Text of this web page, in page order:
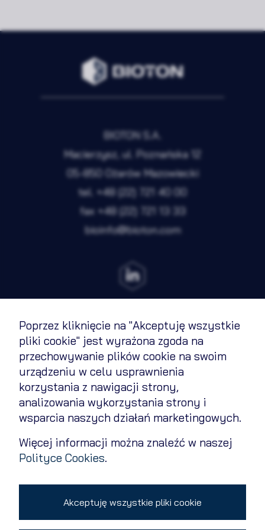
Poprzez kliknięcie na "Akceptuję wszystkie
pliki cookie" jest wyrażona zgoda na
przechowywanie plików cookie na swoim
urządzeniu w celu usprawnienia
korzystania z nawigacji strony,
analizowania wykorzystania strony i
wsparcia naszych działań marketingowych.
Więcej informacji można znaleźć w naszej
Polityce Cookies.
Akceptuję wszystkie pliki cookie
BIOTON S.A.
Macierzysz, ul. Poznańska 12
05-850 Ożarów Mazowiecki
tel. +48 (22) 721 40 00
fax +48 (22) 721 13 33
bioinfo@bioton.com
Regulamin
Polityka cookies
Polityka prywatności
Kontakt
Zmień ustawienia cookies
Copyright 2026 © All rights reserved